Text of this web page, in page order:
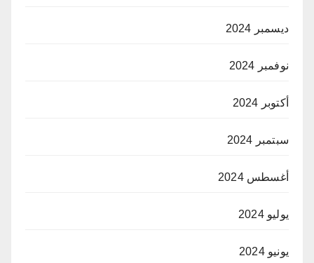
ديسمبر 2024
نوفمبر 2024
أكتوبر 2024
سبتمبر 2024
أغسطس 2024
يوليو 2024
يونيو 2024